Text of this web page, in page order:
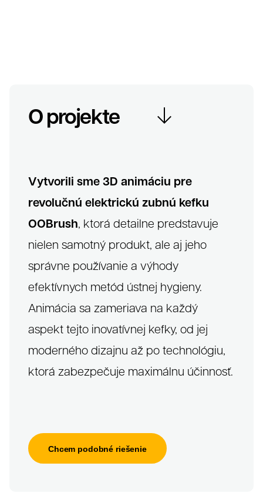
Grafika
O projekte
Vytvorili sme 3D animáciu pre
revolučnú elektrickú zubnú kefku
OOBrush, ktorá detailne predstavuje
nielen samotný produkt, ale aj jeho
správne používanie a výhody
efektívnych metód ústnej hygieny.
Animácia sa zameriava na každý
aspekt tejto inovatívnej kefky, od jej
moderného dizajnu až po technológiu,
ktorá zabezpečuje maximálnu účinnosť.
Chcem podobné riešenie